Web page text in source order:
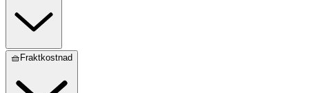
🧺Fraktkostnad